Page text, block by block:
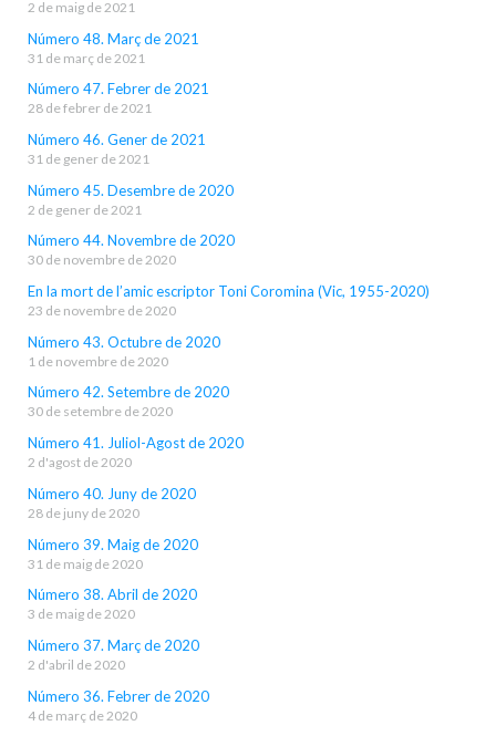
2 de maig de 2021
Número 48. Març de 2021
31 de març de 2021
Número 47. Febrer de 2021
28 de febrer de 2021
Número 46. Gener de 2021
31 de gener de 2021
Número 45. Desembre de 2020
2 de gener de 2021
Número 44. Novembre de 2020
30 de novembre de 2020
En la mort de l’amic escriptor Toni Coromina (Vic, 1955-2020)
23 de novembre de 2020
Número 43. Octubre de 2020
1 de novembre de 2020
Número 42. Setembre de 2020
30 de setembre de 2020
Número 41. Juliol-Agost de 2020
2 d'agost de 2020
Número 40. Juny de 2020
28 de juny de 2020
Número 39. Maig de 2020
31 de maig de 2020
Número 38. Abril de 2020
3 de maig de 2020
Número 37. Març de 2020
2 d'abril de 2020
Número 36. Febrer de 2020
4 de març de 2020